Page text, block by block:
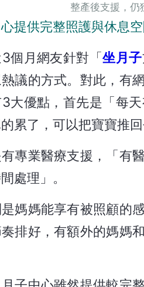
整產後支援，仍
提供完整照護與休息
個月網友針對「坐月子
議的方式。對此，有
大優點，首先是「每
累了，可以把寶寶推回
專業醫療支援，「有
處理」。
媽媽能享有被照顧的
排好，有額外的媽媽